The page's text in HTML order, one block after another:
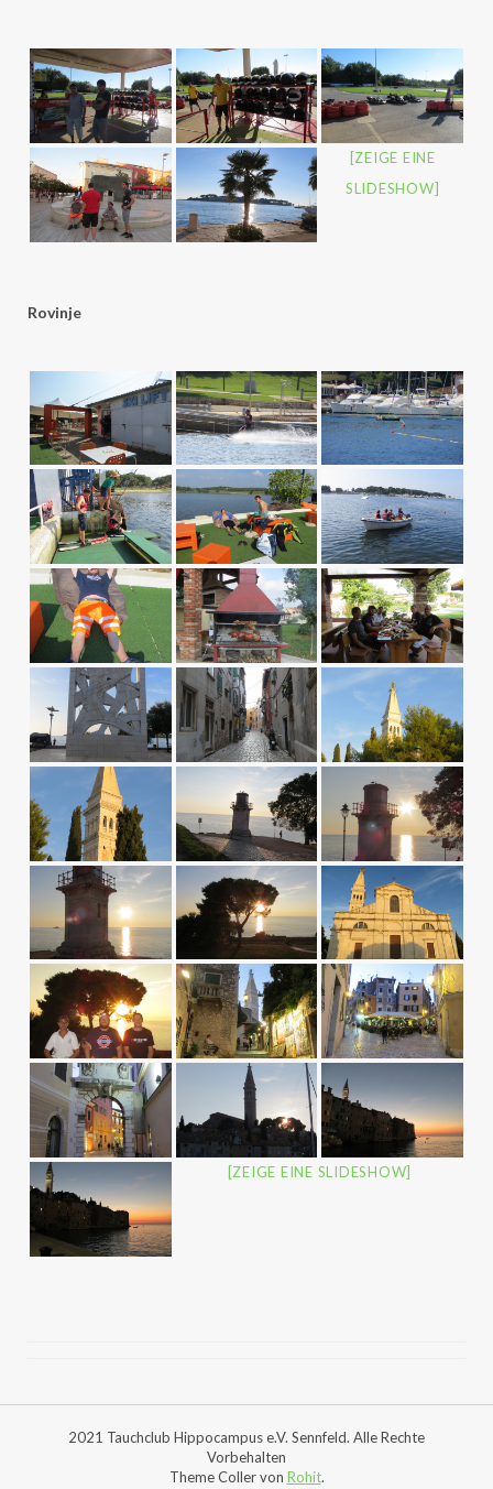
[ZEIGE EINE
SLIDESHOW]
Rovinje
[ZEIGE EINE SLIDESHOW]
2021 Tauchclub Hippocampus e.V. Sennfeld. Alle Rechte
Vorbehalten
Theme Coller von Rohit.